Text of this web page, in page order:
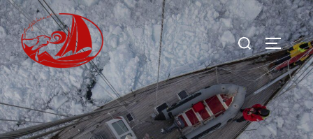
Zum
Inhalt
springen
Suchen
nach: